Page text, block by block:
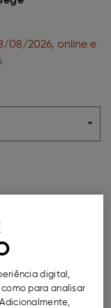
08/2026, online e
digital,
para analisar